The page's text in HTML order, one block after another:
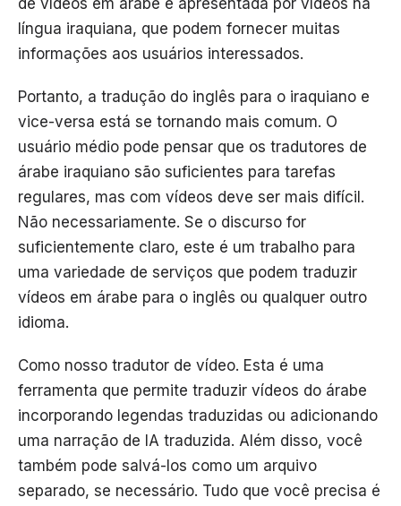
língua iraquiana, que podem fornecer muitas
informações aos usuários interessados.
Portanto, a tradução do inglês para o iraquiano e
vice-versa está se tornando mais comum. O
usuário médio pode pensar que os tradutores de
árabe iraquiano são suficientes para tarefas
regulares, mas com vídeos deve ser mais difícil.
Não necessariamente. Se o discurso for
suficientemente claro, este é um trabalho para
uma variedade de serviços que podem traduzir
vídeos em árabe para o inglês ou qualquer outro
idioma.
Como nosso tradutor de vídeo. Esta é uma
ferramenta que permite traduzir vídeos do árabe
incorporando legendas traduzidas ou adicionando
uma narração de IA traduzida. Além disso, você
também pode salvá-los como um arquivo
separado, se necessário. Tudo que você precisa é